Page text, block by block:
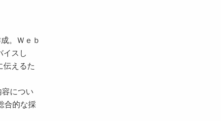
。Ｗｅｂ
イスし
伝えるた
につい
合的な採